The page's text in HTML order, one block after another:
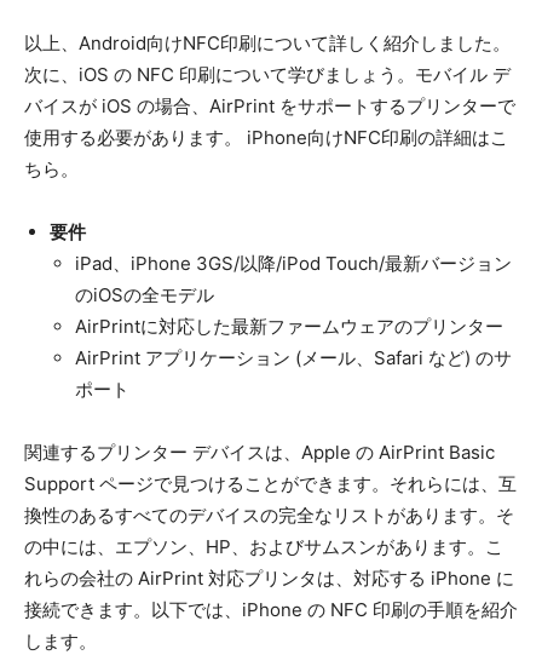
以上、Android向けNFC印刷について詳しく紹介しました。
次に、iOS の NFC 印刷について学びましょう。モバイル デ
バイスが iOS の場合、AirPrint をサポートするプリンターで
使用する必要があります。 iPhone向けNFC印刷の詳細はこ
ちら。
要件
iPad、iPhone 3GS/以降/iPod Touch/最新バージョン
のiOSの全モデル
AirPrintに対応した最新ファームウェアのプリンター
AirPrint アプリケーション (メール、Safari など) のサ
ポート
関連するプリンター デバイスは、Apple の AirPrint Basic
Support ページで見つけることができます。それらには、互
換性のあるすべてのデバイスの完全なリストがあります。そ
の中には、エプソン、HP、およびサムスンがあります。こ
れらの会社の AirPrint 対応プリンタは、対応する iPhone に
接続できます。以下では、iPhone の NFC 印刷の手順を紹介
します。